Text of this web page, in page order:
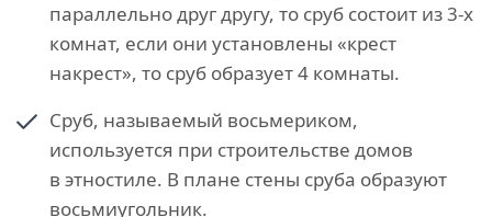
параллельно друг другу, то сруб состоит из 3-х
комнат, если они установлены «крест
накрест», то сруб образует 4 комнаты.
Сруб, называемый восьмериком,
используется при строительстве домов
в этностиле. В плане стены сруба образуют
восьмиугольник.